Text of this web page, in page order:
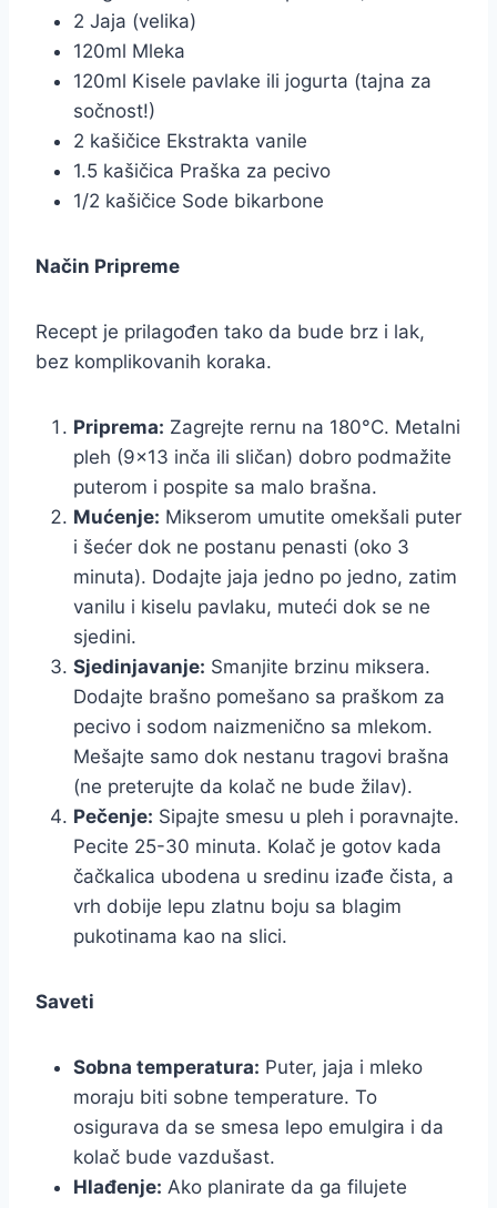
2 Jaja (velika)
120ml Mleka
120ml Kisele pavlake ili jogurta (tajna za
sočnost!)
2 kašičice Ekstrakta vanile
1.5 kašičica Praška za pecivo
1/2 kašičice Sode bikarbone
Način Pripreme
Recept je prilagođen tako da bude brz i lak,
bez komplikovanih koraka.
Priprema: Zagrejte rernu na 180°C. Metalni
pleh (9×13 inča ili sličan) dobro podmažite
puterom i pospite sa malo brašna.
Mućenje: Mikserom umutite omekšali puter
i šećer dok ne postanu penasti (oko 3
minuta). Dodajte jaja jedno po jedno, zatim
vanilu i kiselu pavlaku, muteći dok se ne
sjedini.
Sjedinjavanje: Smanjite brzinu miksera.
Dodajte brašno pomešano sa praškom za
pecivo i sodom naizmenično sa mlekom.
Mešajte samo dok nestanu tragovi brašna
(ne preterujte da kolač ne bude žilav).
Pečenje: Sipajte smesu u pleh i poravnajte.
Pecite 25-30 minuta. Kolač je gotov kada
čačkalica ubodena u sredinu izađe čista, a
vrh dobije lepu zlatnu boju sa blagim
pukotinama kao na slici.
Saveti
Sobna temperatura: Puter, jaja i mleko
moraju biti sobne temperature. To
osigurava da se smesa lepo emulgira i da
kolač bude vazdušast.
Hlađenje: Ako planirate da ga filujete